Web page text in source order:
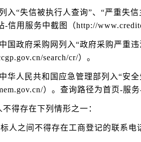
入“失信被执行人查询”、“严重失
-信用服务中截图（http://
国政府采购网列入“政府采购严重
search/cr/）。
华人民共和国应急管理部列入“安
）。查询路径为首页-服
得存在下列情形之一：
标人之间不得存在工商登记的联系电